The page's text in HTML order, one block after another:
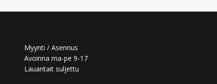
Myynti / Asennus
Avoinna ma-pe 9-17
Lauantait suljettu